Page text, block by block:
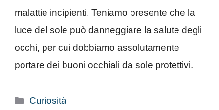
malattie incipienti. Teniamo presente che la
luce del sole può danneggiare la salute degli
occhi, per cui dobbiamo assolutamente
portare dei buoni occhiali da sole protettivi.
Categorie
Curiosità